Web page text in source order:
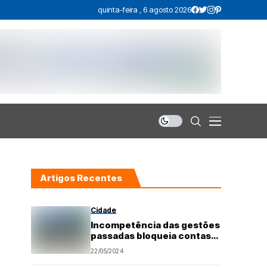
quinta-feira , 6 agosto 2026
Artigos Recentes
Cidade
Incompetência das gestões
passadas bloqueia contas
da Prefeitura de São
Gonçalo do Amarante
22/05/2024